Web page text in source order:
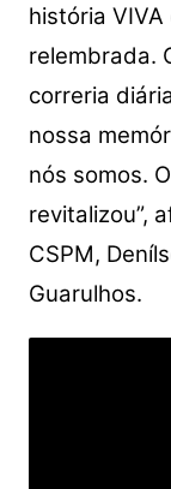
história
relembrada.
correria
nossa
nós somos.
revitalizou”,
CSPM,
Guarulhos.